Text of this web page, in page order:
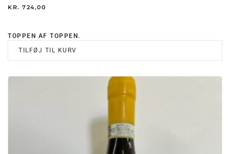
KR. 724,00
TOPPEN AF TOPPEN.
TILFØJ TIL KURV